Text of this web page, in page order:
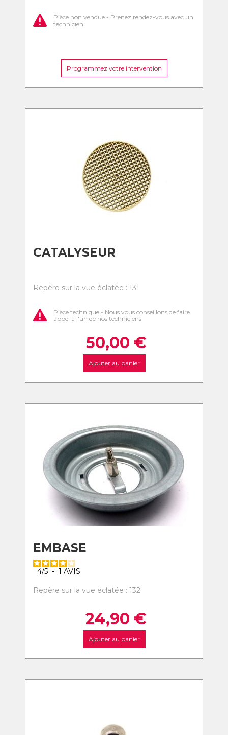
Pièce non vendue - Prenez rendez-vous avec un
technicien
Programmez votre intervention
CATALYSEUR
Repère sur la vue éclatée : 131
Pièce technique - Nous vous conseillons de faire
appel à l'un de nos techniciens
50,00 €
Ajouter au panier
EMBASE
4/5 - 1 AVIS
Repère sur la vue éclatée : 132
24,90 €
Ajouter au panier